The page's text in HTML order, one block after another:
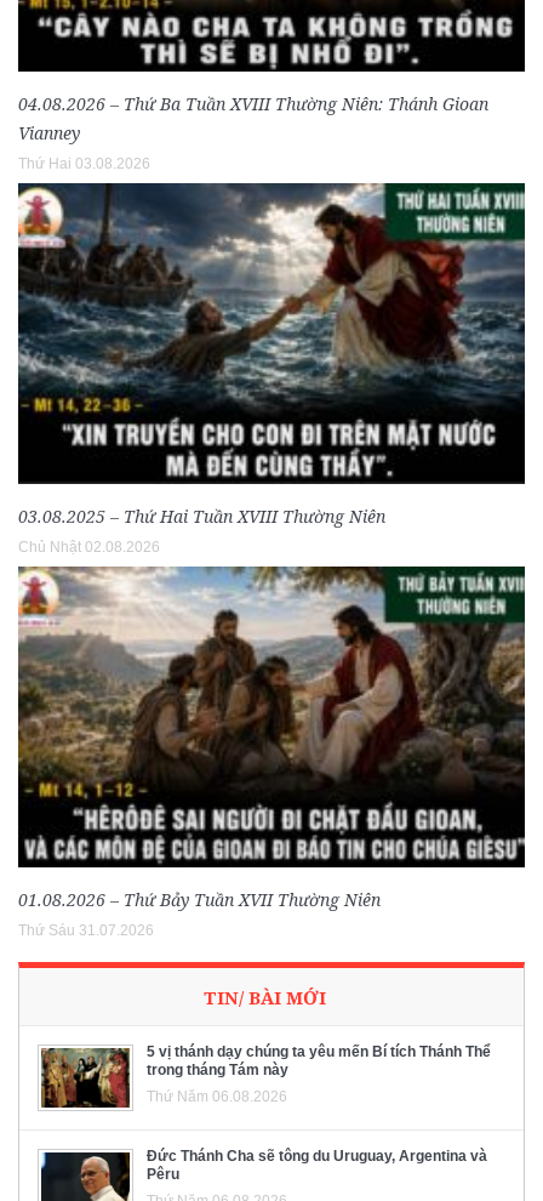
04.08.2026 – Thứ Ba Tuần XVIII Thường Niên: Thánh Gioan
Vianney
Thứ Hai 03.08.2026
03.08.2025 – Thứ Hai Tuần XVIII Thường Niên
Chủ Nhật 02.08.2026
01.08.2026 – Thứ Bảy Tuần XVII Thường Niên
Thứ Sáu 31.07.2026
TIN/ BÀI MỚI
5 vị thánh dạy chúng ta yêu mến Bí tích Thánh Thể
trong tháng Tám này
Thứ Năm 06.08.2026
Đức Thánh Cha sẽ tông du Uruguay, Argentina và
Pêru